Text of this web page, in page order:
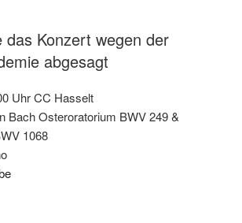
das Konzert wegen der
abgesagt
Uhr CC Hasselt
Bach Osteroratorium BWV 249 &
1068